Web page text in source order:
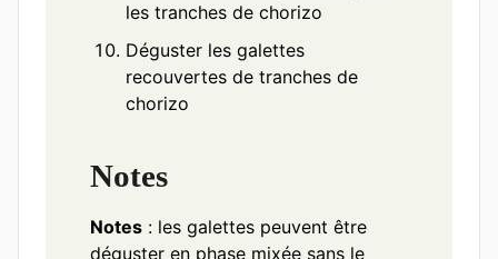
les tranches de chorizo
Déguster les galettes
recouvertes de tranches de
chorizo
Notes
Notes : les galettes peuvent être
déguster en phase mixée sans le